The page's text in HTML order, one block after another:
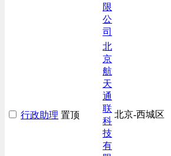
限
公
司
行政助理 置顶
北
京
航
天
通
联
科
技
有
北京-西城区